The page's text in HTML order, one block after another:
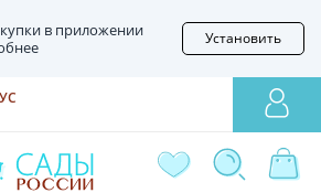
в приложении
Установить